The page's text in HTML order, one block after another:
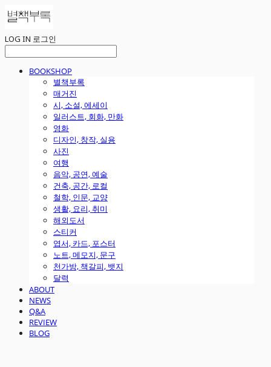
LOG IN 로그인
BOOKSHOP
별책부록
매거진
시, 소설, 에세이
일러스트, 회화, 만화
영화
디자인, 창작, 실용
사진
여행
음악, 공연, 예술
건축, 공간, 로컬
철학, 인문, 교양
생활, 요리, 취미
해외도서
스티커
엽서, 카드, 포스터
노트, 메모지, 문구
천가방, 책갈피, 뱃지
달력
ABOUT
NEWS
Q&A
REVIEW
BLOG